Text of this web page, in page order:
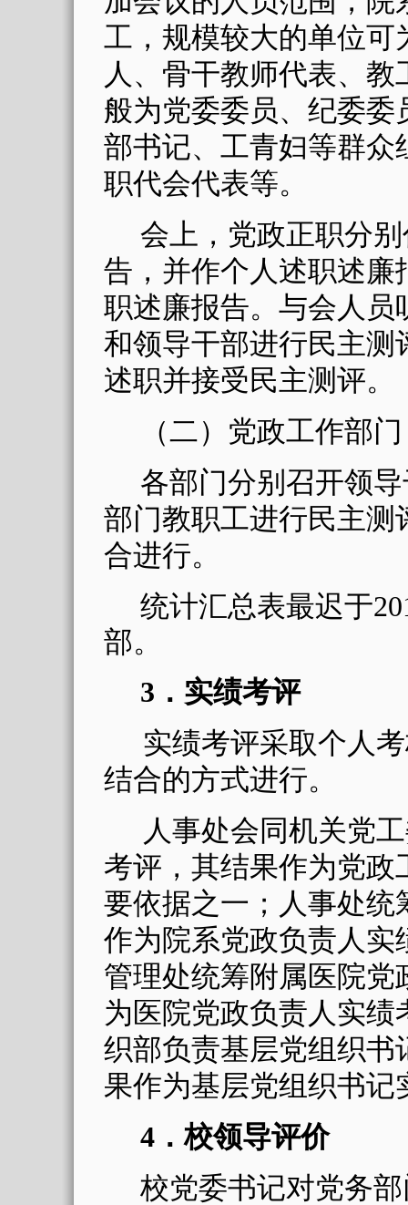
工，规模较大的单位可
人、骨干教师代表、
般为党委委员、纪委
部书记、工青妇等群众
职代会代表等。
会上，党政正职分
告，并作个人述职述廉
职述廉报告。与会人员
和领导干部进行民主测
述职并接受民主测评。
（二）党政工作部门
各部门分别召开领
部门教职工进行民主测
合进行。
统计汇总表最迟于
部。
3 ． 实绩考评
实绩考评采取个人
结合的方式进行。
人事处会同机关党
考评，其结果作为党政
要依据之一；人事处统
作为院系党政负责人实
管理处统筹附属医院
为医院党政负责人实
织部负责基层党组织书
果作为基层党组织书
4．校领导评价
校党委书记对党务